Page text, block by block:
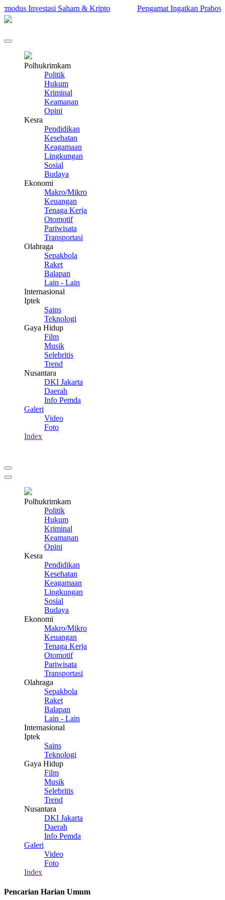
Investasi Saham & Kripto Pengamat Ingatkan Prabowo:
Polhukrimkam
Politik
Hukum
Kriminal
Keamanan
Opini
Kesra
Pendidikan
Kesehatan
Keagamaan
Lingkungan
Sosial
Budaya
Ekonomi
Makro/Mikro
Keuangan
Tenaga Kerja
Otomotif
Pariwisata
Transportasi
Olahraga
Sepakbola
Raket
Balapan
Lain - Lain
Internasional
Iptek
Sains
Teknologi
Gaya Hidup
Film
Musik
Selebritis
Trend
Nusantara
DKI Jakarta
Daerah
Info Pemda
Galeri
Video
Foto
Index
Polhukrimkam
Politik
Hukum
Kriminal
Keamanan
Opini
Kesra
Pendidikan
Kesehatan
Keagamaan
Lingkungan
Sosial
Budaya
Ekonomi
Makro/Mikro
Keuangan
Tenaga Kerja
Otomotif
Pariwisata
Transportasi
Olahraga
Sepakbola
Raket
Balapan
Lain - Lain
Internasional
Iptek
Sains
Teknologi
Gaya Hidup
Film
Musik
Selebritis
Trend
Nusantara
DKI Jakarta
Daerah
Info Pemda
Galeri
Video
Foto
Index
Pencarian Harian Umum